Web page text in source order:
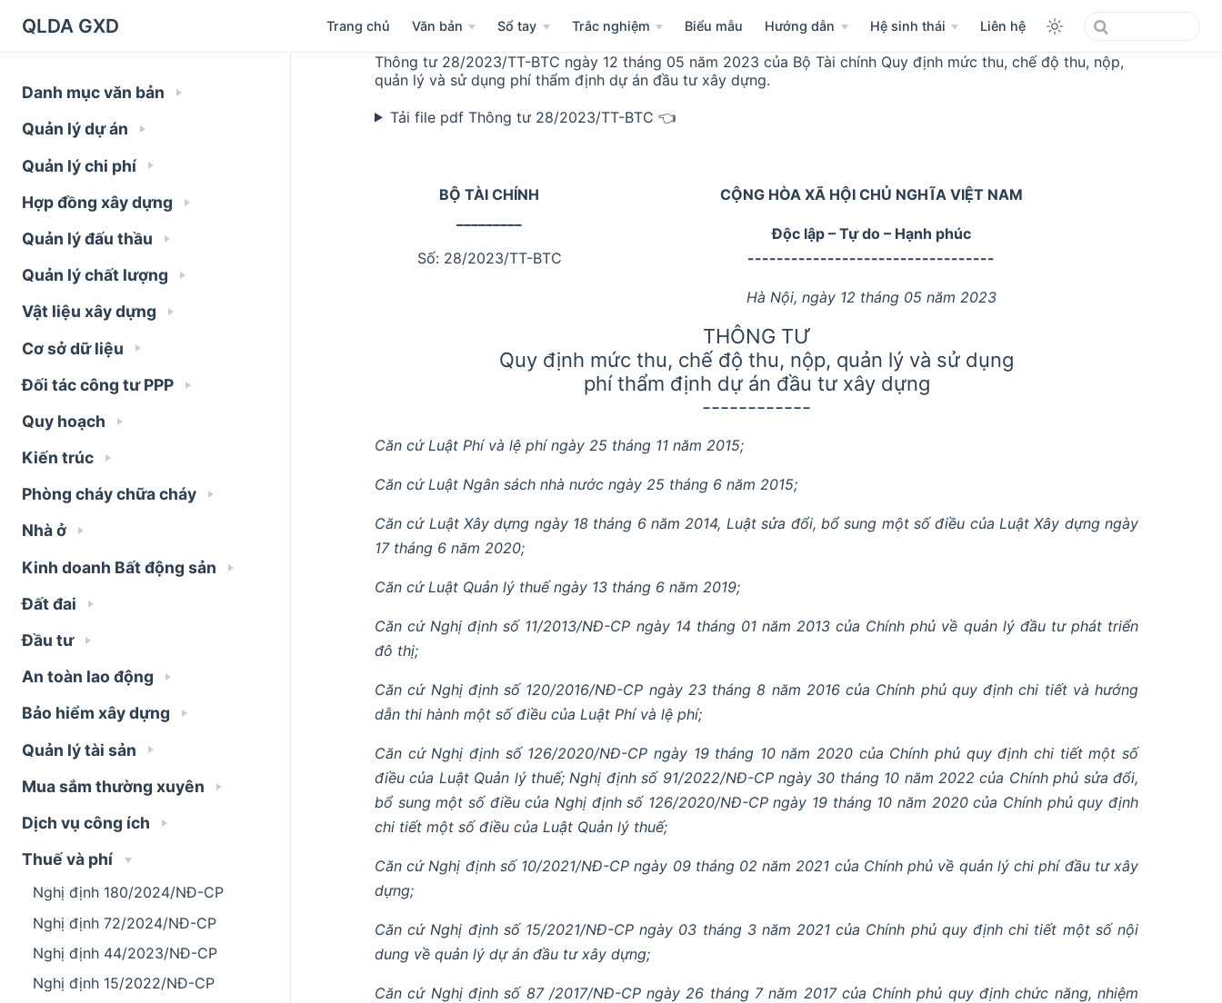
QLDA GXD Trang chủ Văn bản Sổ tay Trắc nghiệm Biểu mẫu Hướng dẫn Hệ sinh thái Liên hệ
Danh mục văn bản
Quản lý dự án
Quản lý chi phí
Hợp đồng xây dựng
Quản lý đấu thầu
Quản lý chất lượng
Vật liệu xây dựng
Cơ sở dữ liệu
Đối tác công tư PPP
Quy hoạch
Kiến trúc
Phòng cháy chữa cháy
Nhà ở
Kinh doanh Bất động sản
Đất đai
Đầu tư
An toàn lao động
Bảo hiểm xây dựng
Quản lý tài sản
Mua sắm thường xuyên
Dịch vụ công ích
Thuế và phí
Nghị định 180/2024/NĐ-CP
Nghị định 72/2024/NĐ-CP
Nghị định 44/2023/NĐ-CP
Nghị định 15/2022/NĐ-CP
Thông tư 28/2023/TT-BTC ngày 12 tháng 05 năm 2023 của Bộ Tài chính Quy định mức thu, chế độ thu, nộp,
quản lý và sử dụng phí thẩm định dự án đầu tư xây dựng.
Tải file pdf Thông tư 28/2023/TT-BTC 👈
BỘ TÀI CHÍNH
Số: 28/2023/TT-BTC
CỘNG HÒA XÃ HỘI CHỦ NGHĨA VIỆT NAM
Độc lập – Tự do – Hạnh phúc
----------------------------------
Hà Nội, ngày 12 tháng 05 năm 2023
THÔNG TƯ
Quy định mức thu, chế độ thu, nộp, quản lý và sử dụng
phí thẩm định dự án đầu tư xây dựng
------------
Căn cứ Luật Phí và lệ phí ngày 25 tháng 11 năm 2015;
Căn cứ Luật Ngân sách nhà nước ngày 25 tháng 6 năm 2015;
Căn cứ Luật Xây dựng ngày 18 tháng 6 năm 2014, Luật sửa đổi, bổ sung một số điều của Luật Xây dựng ngày
17 tháng 6 năm 2020;
Căn cứ Luật Quản lý thuế ngày 13 tháng 6 năm 2019;
Căn cứ Nghị định số 11/2013/NĐ-CP ngày 14 tháng 01 năm 2013 của Chính phủ về quản lý đầu tư phát triển
đô thị;
Căn cứ Nghị định số 120/2016/NĐ-CP ngày 23 tháng 8 năm 2016 của Chính phủ quy định chi tiết và hướng
dẫn thi hành một số điều của Luật Phí và lệ phí;
Căn cứ Nghị định số 126/2020/NĐ-CP ngày 19 tháng 10 năm 2020 của Chính phủ quy định chi tiết một số
điều của Luật Quản lý thuế; Nghị định số 91/2022/NĐ-CP ngày 30 tháng 10 năm 2022 của Chính phủ sửa đổi,
bổ sung một số điều của Nghị định số 126/2020/NĐ-CP ngày 19 tháng 10 năm 2020 của Chính phủ quy định
chi tiết một số điều của Luật Quản lý thuế;
Căn cứ Nghị định số 10/2021/NĐ-CP ngày 09 tháng 02 năm 2021 của Chính phủ về quản lý chi phí đầu tư xây
dựng;
Căn cứ Nghị định số 15/2021/NĐ-CP ngày 03 tháng 3 năm 2021 của Chính phủ quy định chi tiết một số nội
dung về quản lý dự án đầu tư xây dựng;
Căn cứ Nghị định số 87 /2017/NĐ-CP ngày 26 tháng 7 năm 2017 của Chính phủ quy định chức năng, nhiệm